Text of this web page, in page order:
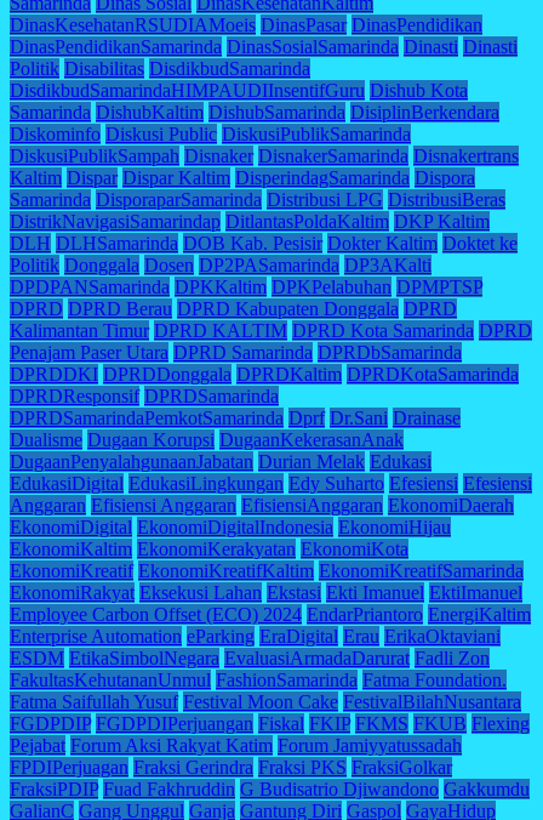
DinasKesehatanRSUDIAMoeis DinasPasar DinasPendidikan
DinasPendidikanSamarinda DinasSosialSamarinda Dinasti Dinasti
Politik Disabilitas DisdikbudSamarinda
DisdikbudSamarindaHIMPAUDIInsentifGuru Dishub Kota
Samarinda DishubKaltim DishubSamarinda DisiplinBerkendara
Diskominfo Diskusi Public DiskusiPublikSamarinda
DiskusiPublikSampah Disnaker DisnakerSamarinda Disnakertrans
Kaltim Dispar Dispar Kaltim DisperindagSamarinda Dispora
Samarinda DisporaparSamarinda Distribusi LPG DistribusiBeras
DistrikNavigasiSamarindap DitlantasPoldaKaltim DKP Kaltim
DLH DLHSamarinda DOB Kab. Pesisir Dokter Kaltim Doktet ke
Politik Donggala Dosen DP2PASamarinda DP3AKalti
DPDPANSamarinda DPKKaltim DPKPelabuhan DPMPTSP
DPRD DPRD Berau DPRD Kabupaten Donggala DPRD
Kalimantan Timur DPRD KALTIM DPRD Kota Samarinda DPRD
Penajam Paser Utara DPRD Samarinda DPRDbSamarinda
DPRDDKI DPRDDonggala DPRDKaltim DPRDKotaSamarinda
DPRDResponsif DPRDSamarinda
DPRDSamarindaPemkotSamarinda Dprf Dr.Sani Drainase
Dualisme Dugaan Korupsi DugaanKekerasanAnak
DugaanPenyalahgunaanJabatan Durian Melak Edukasi
EdukasiDigital EdukasiLingkungan Edy Suharto Efesiensi Efesiensi
Anggaran Efisiensi Anggaran EfisiensiAnggaran EkonomiDaerah
EkonomiDigital EkonomiDigitalIndonesia EkonomiHijau
EkonomiKaltim EkonomiKerakyatan EkonomiKota
EkonomiKreatif EkonomiKreatifKaltim EkonomiKreatifSamarinda
EkonomiRakyat Eksekusi Lahan Ekstasi Ekti Imanuel EktiImanuel
Employee Carbon Offset (ECO) 2024 EndarPriantoro EnergiKaltim
Enterprise Automation eParking EraDigital Erau ErikaOktaviani
ESDM EtikaSimbolNegara EvaluasiArmadaDarurat Fadli Zon
FakultasKehutananUnmul FashionSamarinda Fatma Foundation.
Fatma Saifullah Yusuf Festival Moon Cake FestivalBilahNusantara
FGDPDIP FGDPDIPerjuangan Fiskal FKIP FKMS FKUB Flexing
Pejabat Forum Aksi Rakyat Katim Forum Jamiyyatussadah
FPDIPerjuagan Fraksi Gerindra Fraksi PKS FraksiGolkar
FraksiPDIP Fuad Fakhruddin G Budisatrio Djiwandono Gakkumdu
GalianC Gang Unggul Ganja Gantung Diri Gaspol GayaHidup